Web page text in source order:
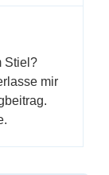
Stiel?
mir